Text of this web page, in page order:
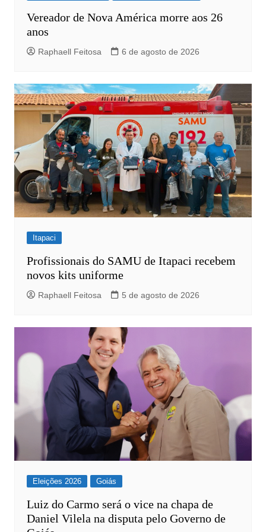
Vereador de Nova América morre aos 26
anos
Raphaell Feitosa 6 de agosto de 2026
Itapaci
Profissionais do SAMU de Itapaci recebem
novos kits uniforme
Raphaell Feitosa 5 de agosto de 2026
Eleições 2026 Goiás
Luiz do Carmo será o vice na chapa de
Daniel Vilela na disputa pelo Governo de